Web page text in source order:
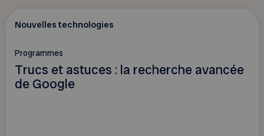
Nouvelles technologies
Programmes
Trucs et astuces : la recherche avancée
de Google